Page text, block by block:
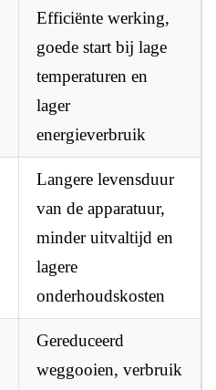
Efficiënte werking,
goede start bij lage
temperaturen en
lager
energieverbruik
Langere levensduur
van de apparatuur,
minder uitvaltijd en
lagere
onderhoudskosten
Gereduceerd
weggooien, verbruik